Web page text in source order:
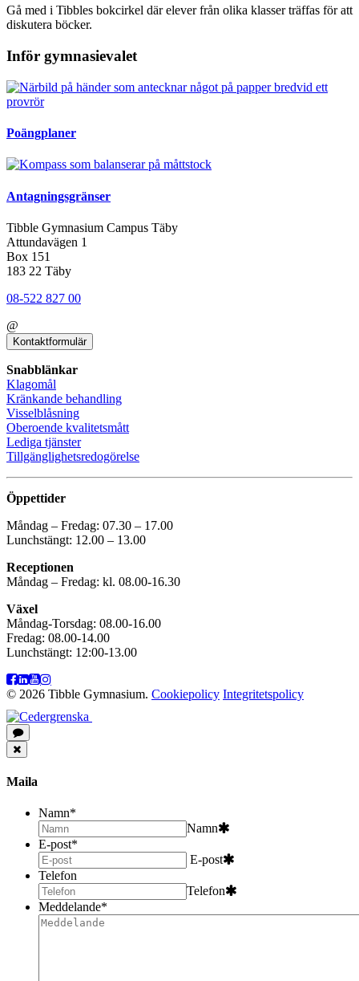
Gå med i Tibbles bokcirkel där elever från olika klasser träffas för att
diskutera böcker.
Inför gymnasievalet
Poängplaner
Antagningsgränser
Tibble Gymnasium Campus Täby
Attundavägen 1
Box 151
183 22 Täby
08-522 827 00
@
Kontaktformulär
Snabblänkar
Klagomål
Kränkande behandling
Visselblåsning
Oberoende kvalitetsmått
Lediga tjänster
Tillgänglighetsredogörelse
Öppettider
Måndag – Fredag: 07.30 – 17.00
Lunchstängt: 12.00 – 13.00
Receptionen
Måndag – Fredag: kl. 08.00-16.30
Växel
Måndag-Torsdag: 08.00-16.00
Fredag: 08.00-14.00
Lunchstängt: 12:00-13.00
© 2026 Tibble Gymnasium. Cookiepolicy Integritetspolicy
Maila
Namn*
Namn
E-post*
E-post
Telefon
Telefon
Meddelande*